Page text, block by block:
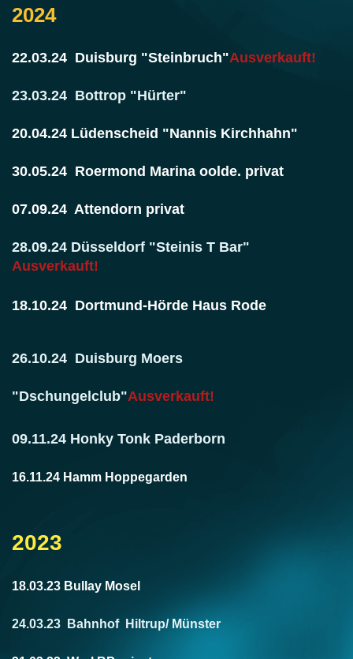
2024
22.03.24 Duisburg "Steinbruch"Ausverkauft!
23.03.24 Bottrop "Hürter"
20.04.24 Lüdenscheid "Nannis Kirchhahn"
30.05.24 Roermond Marina oolde. privat
07.09.24 Attendorn privat
28.09.24 Düsseldorf "Steinis T Bar"
Ausverkauft!
18.10.24 Dortmund-Hörde Haus Rode
26.10.24 Duisburg Moers
"Dschungelclub"Ausverkauft!
09.11.24 Honky Tonk Paderborn
16.11.24 Hamm Hoppegarden
2023
18.03.23 Bullay Mosel
24.03.23 Bahnhof Hiltrup/ Münster